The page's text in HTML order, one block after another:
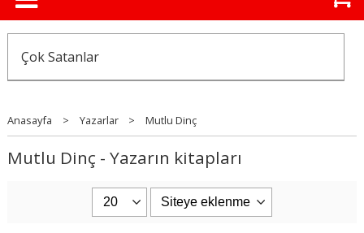
Çok Satanlar
Anasayfa > Yazarlar > Mutlu Dinç
Mutlu Dinç - Yazarın kitapları